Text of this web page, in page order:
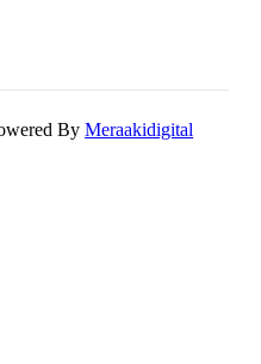
ByMeraakidigital